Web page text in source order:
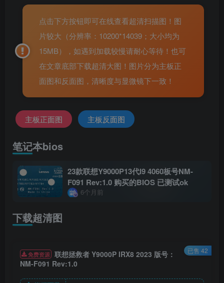
点击下方按钮即可在线查看超清扫描图！图
片较大（分辨率：10200*14039；大小均为
15MB），如遇到加载较慢请耐心等待！也可
在文章底部下载超清大图！图片分为主板正
面图和反面图，清晰度与显微镜下一致！
主板正面图 主板反面图
笔记本bios
23款联想Y9000P13代I9 4060板号NM-
F091 Rev:1.0 购买的BIOS 已测试ok
6个月前
下载超清图
已售 42
免费资源 联想拯救者 Y9000P IRX8 2023 版号：
NM-F091 Rev:1.0